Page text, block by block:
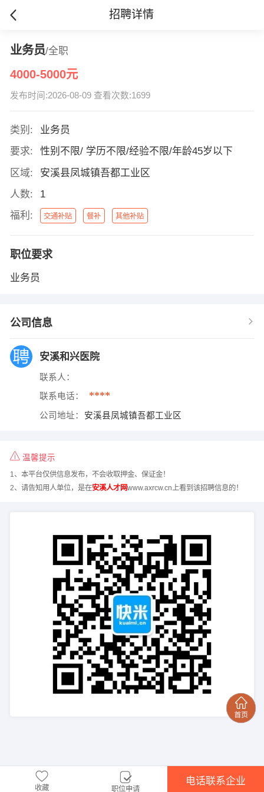
招聘详情
业务员/全职
4000-5000元
发布时间:2026-08-09 查看次数:1699
类别:
业务员
要求:
性别不限/ 学历不限/经验不限/年龄45岁以下
区域:
安溪县凤城镇吾都工业区
人数:
1
福利:
交通补贴 餐补 其他补贴
职位要求
业务员
公司信息
安溪和兴医院
联系人：
联系电话： ****
公司地址： 安溪县凤城镇吾都工业区
温馨提示
1、本平台仅供信息发布，不会收取押金、保证金！
2、请告知用人单位，是在安溪人才网www.axrcw.cn上看到该招聘信息的！
收藏 职位申请
电话联系企业